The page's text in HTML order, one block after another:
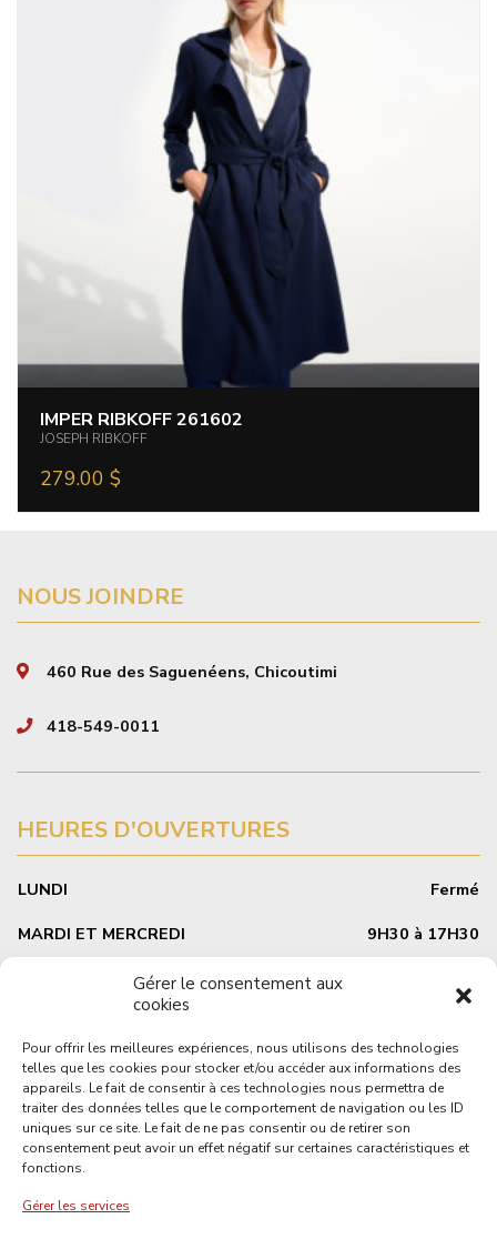
Gérer le consentement aux
cookies
Pour offrir les meilleures expériences, nous utilisons des technologies
telles que les cookies pour stocker et/ou accéder aux informations des
appareils. Le fait de consentir à ces technologies nous permettra de
traiter des données telles que le comportement de navigation ou les ID
uniques sur ce site. Le fait de ne pas consentir ou de retirer son
consentement peut avoir un effet négatif sur certaines caractéristiques et
fonctions.
Gérer les services
IMPER RIBKOFF 261602
JOSEPH RIBKOFF
279.00 $
NOUS JOINDRE
460 Rue des Saguenéens, Chicoutimi
418-549-0011
HEURES D'OUVERTURES
LUNDI
Fermé
MARDI ET MERCREDI
9H30 à 17H30
JEUDI ET VENDREDI
DIMANCHE
Fermé
Livraison